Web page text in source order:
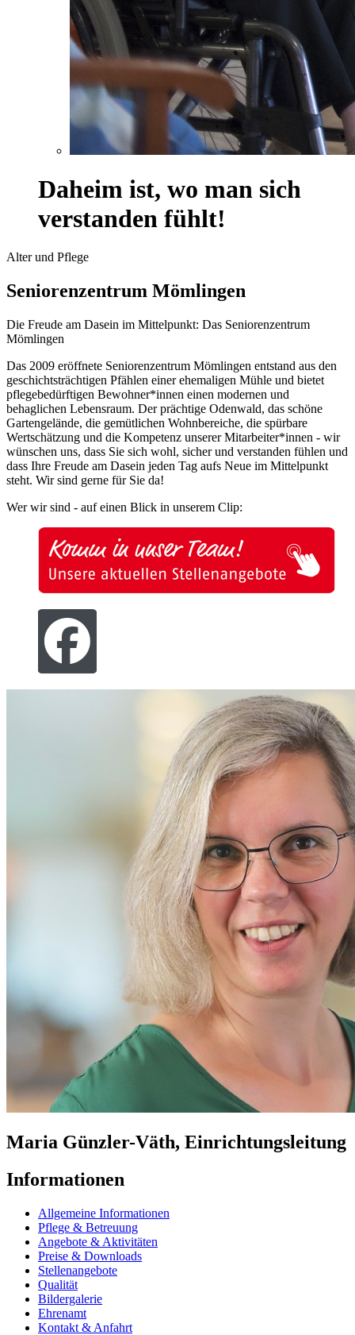
Daheim ist, wo man sich
verstanden fühlt!
Alter und Pflege
Seniorenzentrum Mömlingen
Die Freude am Dasein im Mittelpunkt: Das Seniorenzentrum
Mömlingen
Das 2009 eröffnete Seniorenzentrum Mömlingen entstand aus den
geschichtsträchtigen Pfählen einer ehemaligen Mühle und bietet
pflegebedürftigen Bewohner*innen einen modernen und
behaglichen Lebensraum. Der prächtige Odenwald, das schöne
Gartengelände, die gemütlichen Wohnbereiche, die spürbare
Wertschätzung und die Kompetenz unserer Mitarbeiter*innen - wir
wünschen uns, dass Sie sich wohl, sicher und verstanden fühlen und
dass Ihre Freude am Dasein jeden Tag aufs Neue im Mittelpunkt
steht. Wir sind gerne für Sie da!
Wer wir sind - auf einen Blick in unserem Clip:
Maria Günzler-Väth, Einrichtungsleitung
Informationen
Allgemeine Informationen
Pflege & Betreuung
Angebote & Aktivitäten
Preise & Downloads
Stellenangebote
Qualität
Bildergalerie
Ehrenamt
Kontakt & Anfahrt